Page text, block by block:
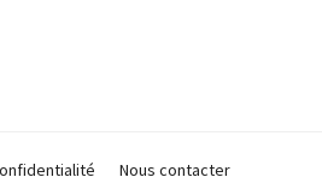
Nous contacter